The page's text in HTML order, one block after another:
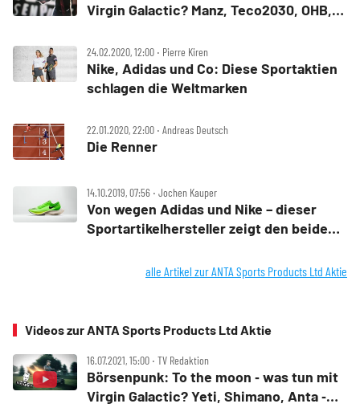
Virgin Galactic? Manz, Teco2030, OHB,
Outdoor is „in“ ‑ Yeti Holdings, Clarus,
Anta Sports stellt Adidas und Nike in
den Schatten
24.02.2020, 12:00 ‧ Pierre Kiren
Nike, Adidas und Co: Diese Sportaktien
schlagen die Weltmarken
22.01.2020, 22:00 ‧ Andreas Deutsch
Die Renner
14.10.2019, 07:56 ‧ Jochen Kauper
Von wegen Adidas und Nike – dieser
Sportartikelhersteller zeigt den beiden
alle Artikel zur ANTA Sports Products Ltd Aktie
Videos zur ANTA Sports Products Ltd Aktie
16.07.2021, 15:00 ‧ TV Redaktion
Börsenpunk: To the moon ‑ was tun mit
Virgin Galactic? Yeti, Shimano, Anta ‑